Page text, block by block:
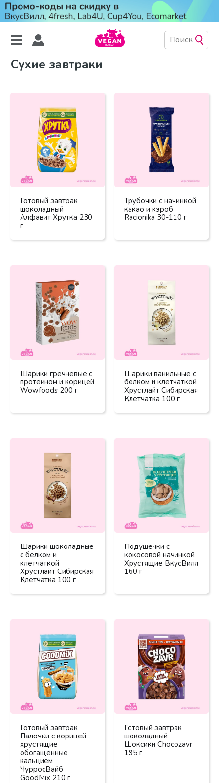
Сухие завтраки
Готовый завтрак
шоколадный
Алфавит Хрутка 230
г
Трубочки с начинкой
какао и кэроб
Racionika 30-110 г
Шарики гречневые с
протеином и корицей
Wowfoods 200 г
Шарики ванильные с
белком и клетчаткой
Хрустлайт Сибирская
Клетчатка 100 г
Шарики шоколадные
с белком и
клетчаткой
Хрустлайт Сибирская
Клетчатка 100 г
Подушечки с
кокосовой начинкой
Хрустящие ВкусВилл
160 г
Готовый завтрак
Палочки с корицей
хрустящие
обогащённые
кальцием
ЧурросВайб
GoodMix 210 г
Готовый завтрак
шоколадный
Шоксики Chocozavr
195 г